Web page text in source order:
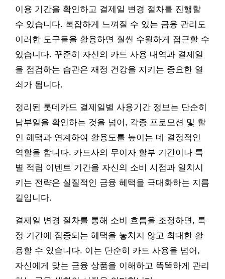
이용 기간을 확인하고 결제일 변경 절차를 진행할
수 있습니다. 복잡하게 느껴질 수 있는 금융 관리도
이러한 도구들을 활용하면 훨씬 수월하게 접근할 수
있습니다. 꾸준히 자신의 카드 사용 내역과 결제일
을 점검하는 습관은 재정 건강을 지키는 중요한 열
쇠가 됩니다.
정리된 롯데카드 결제일별 사용기간 정보는 단순히
납부일을 확인하는 것을 넘어, 각종 프로모션 및 할
인 혜택과 연계하여 활용도를 높이는 데 결정적인
역할을 합니다. 카드사의 무이자 할부 기간이나 특
별 적립 이벤트 기간을 자신의 소비 시점과 일치시
키는 전략은 실질적인 금융 혜택을 극대화하는 지름
길입니다.
결제일 변경 절차를 통해 소비 흐름을 조정하면, 특
정 기간에 집중되는 혜택을 놓치지 않고 최대한 활
용할 수 있습니다. 이는 단순히 카드 사용을 넘어,
자신에게 맞는 금융 상품을 이해하고 똑똑하게 관리